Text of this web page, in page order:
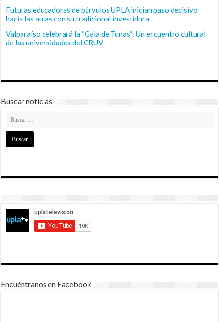
Futuras educadoras de párvulos UPLA inician paso decisivo
hacia las aulas con su tradicional investidura
Valparaíso celebrará la “Gala de Tunas”: Un encuentro cultural
de las universidades del CRUV
Buscar noticias
Encuéntranos en Facebook